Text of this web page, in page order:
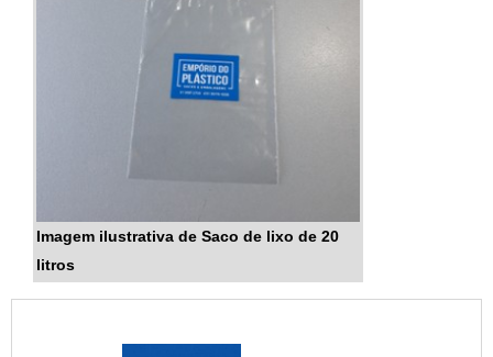
Imagem ilustrativa de Saco de lixo de 20
litros